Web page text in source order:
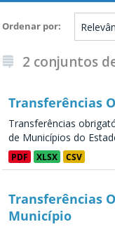
Ordenar por
2 conjuntos
Transferências
Transferências
de Municípios do
PDF XLSX CSV
Transferências
Município